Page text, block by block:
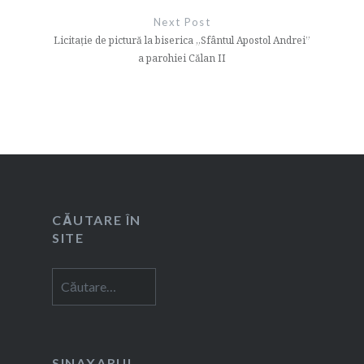
Next Post
Licitație de pictură la biserica „Sfântul Apostol Andrei”
a parohiei Călan II
CĂUTARE ÎN
SITE
după: